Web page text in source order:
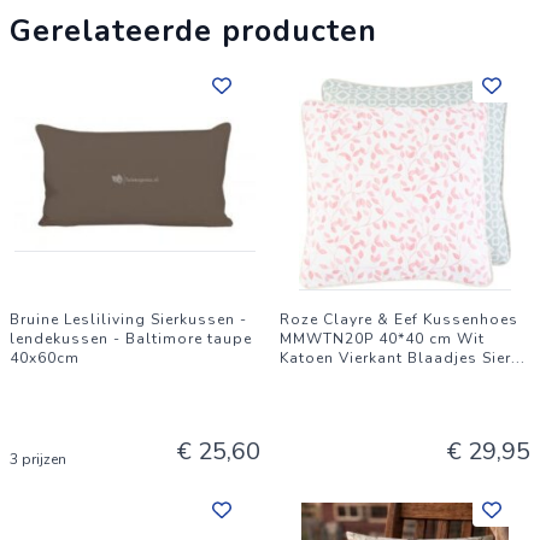
Gerelateerde producten
Bruine Lesliliving Sierkussen -
lendekussen - Baltimore taupe
40x60cm
3 prijzen € 25,60
Roze Clayre & Eef Kussenhoes
MMWTN20P 40*40 cm Wit
Katoen Vierkant Blaadjes Sier...
€ 29,95